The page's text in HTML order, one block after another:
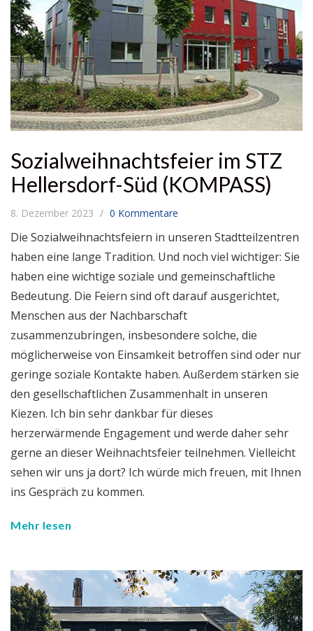
Sozialweihnachtsfeier im STZ
Hellersdorf-Süd (KOMPASS)
8. Dezember 2023 0 Kommentare
Die Sozialweihnachtsfeiern in unseren Stadtteilzentren
haben eine lange Tradition. Und noch viel wichtiger: Sie
haben eine wichtige soziale und gemeinschaftliche
Bedeutung. Die Feiern sind oft darauf ausgerichtet,
Menschen aus der Nachbarschaft
zusammenzubringen, insbesondere solche, die
möglicherweise von Einsamkeit betroffen sind oder nur
geringe soziale Kontakte haben. Außerdem stärken sie
den gesellschaftlichen Zusammenhalt in unseren
Kiezen. Ich bin sehr dankbar für dieses
herzerwärmende Engagement und werde daher sehr
gerne an dieser Weihnachtsfeier teilnehmen. Vielleicht
sehen wir uns ja dort? Ich würde mich freuen, mit Ihnen
ins Gespräch zu kommen.
Mehr lesen